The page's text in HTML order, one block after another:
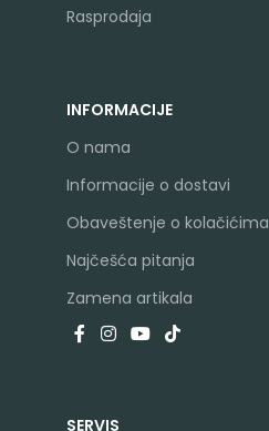
Rasprodaja
INFORMACIJE
O nama
Informacije o dostavi
Obaveštenje o kolačićima
Najčešća pitanja
Zamena artikala
SERVIS